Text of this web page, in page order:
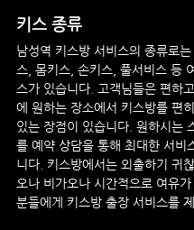
키스 종류
남성역 키스방 서비스의 종류로
스, 몸키스, 손키스, 풀서비스 등
스가 있습니다. 고객님들은 편하
에 원하는 장소에서 키스방를 편
있는 장점이 있습니다. 원하시는
를 예약 상담을 통해 최대한 서비
니다. 키스방에서는 외출하기 귀
오나 비가오나 시간적으로 여유
분들에게 키스방 출장 서비스를